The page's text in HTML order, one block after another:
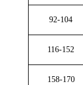
92-104
116-152
158-170